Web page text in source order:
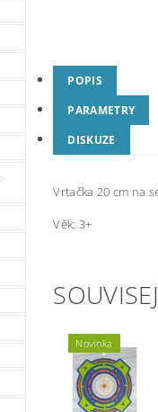
POPIS
PARAMETRY
DISKUZE
Vrtačka 20 cm na
Věk: 3+
Novinka